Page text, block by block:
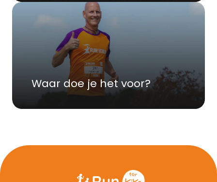
Waar doe je het voor?